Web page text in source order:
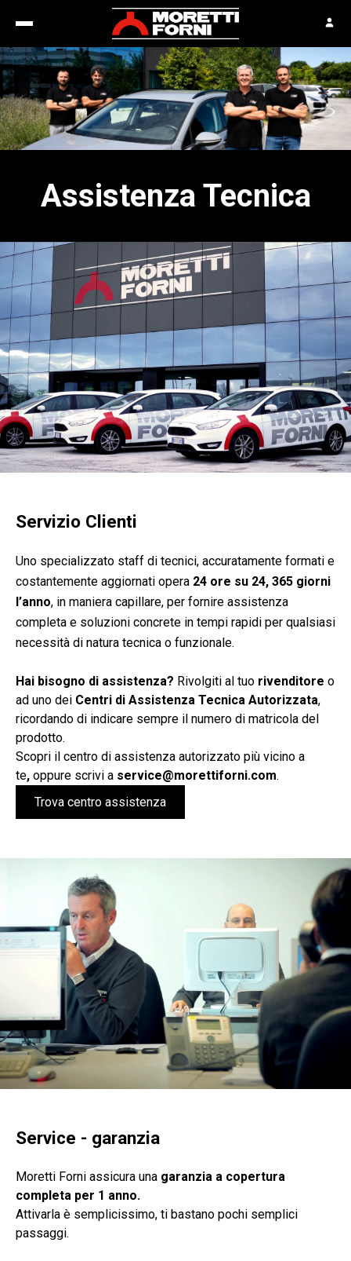
Assistenza Tecnica
Servizio Clienti
Uno specializzato staff di tecnici, accuratamente formati e
costantemente aggiornati opera 24 ore su 24, 365 giorni
l’anno, in maniera capillare, per fornire assistenza
completa e soluzioni concrete in tempi rapidi per qualsiasi
necessità di natura tecnica o funzionale.
Hai bisogno di assistenza? Rivolgiti al tuo rivenditore o
ad uno dei Centri di Assistenza Tecnica Autorizzata,
ricordando di indicare sempre il numero di matricola del
prodotto.
Scopri il centro di assistenza autorizzato più vicino a
te, oppure scrivi a service@morettiforni.com.
Trova centro assistenza
Service - garanzia
Moretti Forni assicura una garanzia a copertura
completa per 1 anno.
Attivarla è semplicissimo, ti bastano pochi semplici
passaggi.